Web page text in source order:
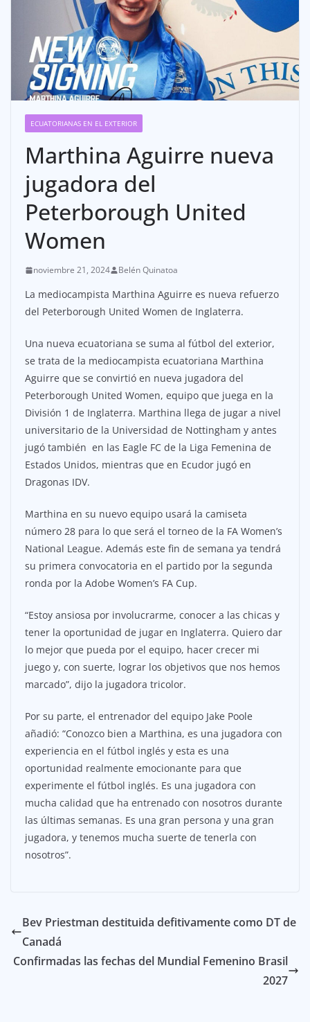
ECUATORIANAS EN EL EXTERIOR
Marthina Aguirre nueva
jugadora del
Peterborough United
Women
noviembre 21, 2024 Belén Quinatoa
La mediocampista Marthina Aguirre es nueva refuerzo
del Peterborough United Women de Inglaterra.
Una nueva ecuatoriana se suma al fútbol del exterior,
se trata de la mediocampista ecuatoriana Marthina
Aguirre que se convirtió en nueva jugadora del
Peterborough United Women, equipo que juega en la
División 1 de Inglaterra. Marthina llega de jugar a nivel
universitario de la Universidad de Nottingham y antes
jugó también en las Eagle FC de la Liga Femenina de
Estados Unidos, mientras que en Ecudor jugó en
Dragonas IDV.
Marthina en su nuevo equipo usará la camiseta
número 28 para lo que será el torneo de la FA Women’s
National League. Además este fin de semana ya tendrá
su primera convocatoria en el partido por la segunda
ronda por la Adobe Women’s FA Cup.
“Estoy ansiosa por involucrarme, conocer a las chicas y
tener la oportunidad de jugar en Inglaterra. Quiero dar
lo mejor que pueda por el equipo, hacer crecer mi
juego y, con suerte, lograr los objetivos que nos hemos
marcado”, dijo la jugadora tricolor.
Por su parte, el entrenador del equipo Jake Poole
añadió: “Conozco bien a Marthina, es una jugadora con
experiencia en el fútbol inglés y esta es una
oportunidad realmente emocionante para que
experimente el fútbol inglés. Es una jugadora con
mucha calidad que ha entrenado con nosotros durante
las últimas semanas. Es una gran persona y una gran
jugadora, y tenemos mucha suerte de tenerla con
nosotros”.
Bev Priestman destituida defitivamente como DT de
Canadá
Confirmadas las fechas del Mundial Femenino Brasil
2027